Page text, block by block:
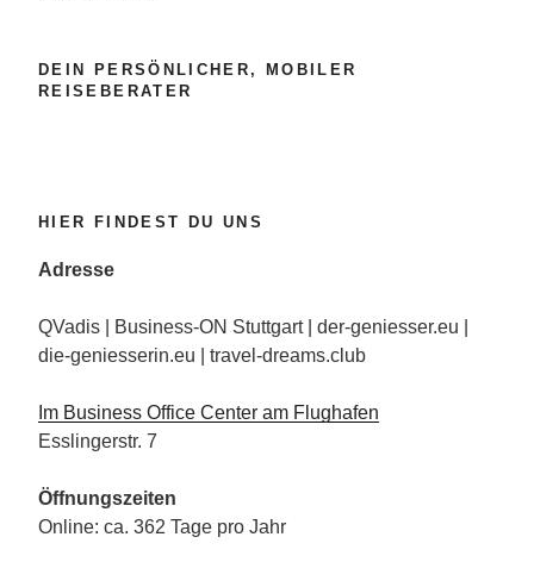
DEIN PERSÖNLICHER, MOBILER
REISEBERATER
HIER FINDEST DU UNS
Adresse
QVadis | Business-ON Stuttgart | der-geniesser.eu |
die-geniesserin.eu | travel-dreams.club
Im Business Office Center am Flughafen
Esslingerstr. 7
Öffnungszeiten
Online: ca. 362 Tage pro Jahr